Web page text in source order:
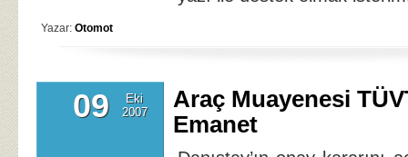
Yazar: Otomot
09
Eki
2007
Araç Muayenesi
Emanet